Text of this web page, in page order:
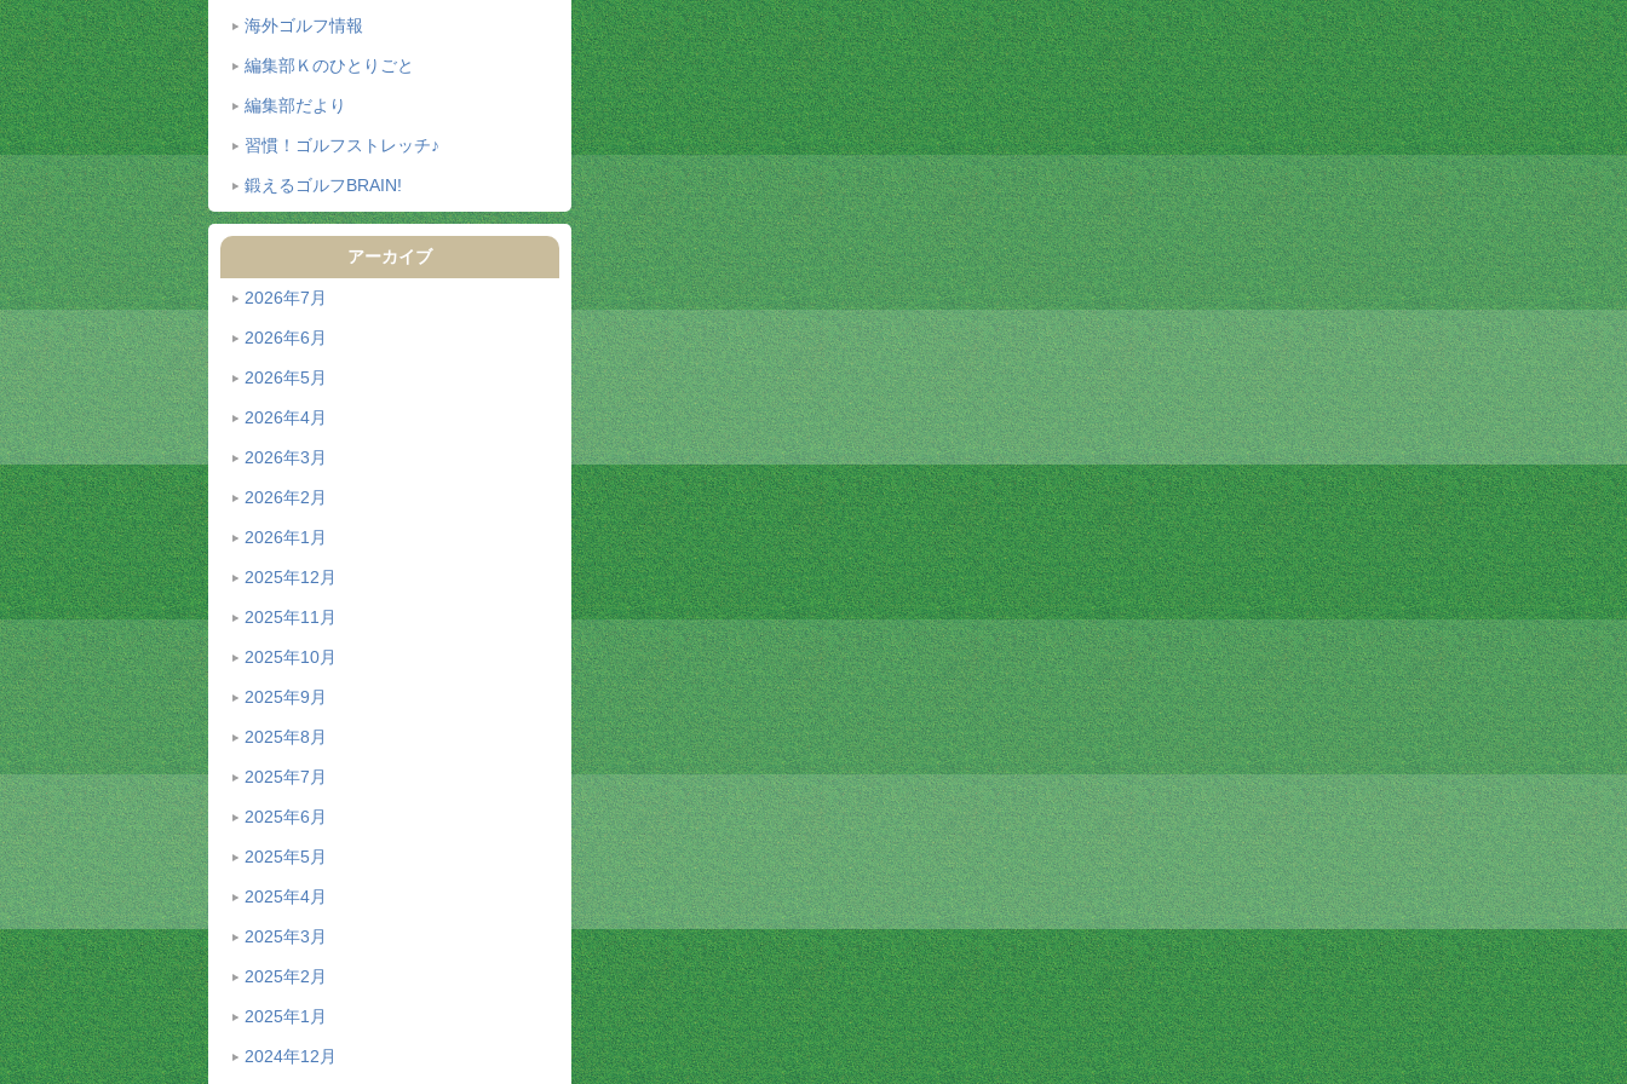
海外ゴルフ情報
編集部Ｋのひとりごと
編集部だより
習慣！ゴルフストレッチ♪
鍛えるゴルフBRAIN!
アーカイブ
2026年7月
2026年6月
2026年5月
2026年4月
2026年3月
2026年2月
2026年1月
2025年12月
2025年11月
2025年10月
2025年9月
2025年8月
2025年7月
2025年6月
2025年5月
2025年4月
2025年3月
2025年2月
2025年1月
2024年12月